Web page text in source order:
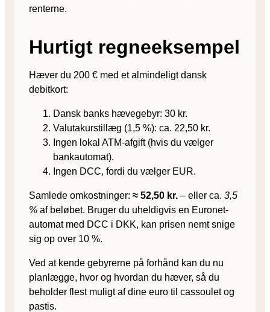
renterne.
Hurtigt regneeksempel
Hæver du 200 € med et almindeligt dansk
debitkort:
Dansk banks hævegebyr: 30 kr.
Valutakurstillæg (1,5 %): ca. 22,50 kr.
Ingen lokal ATM-afgift (hvis du vælger
bankautomat).
Ingen DCC, fordi du vælger EUR.
Samlede omkostninger: ≈ 52,50 kr. – eller ca. 3,5
% af beløbet. Bruger du uheldigvis en Euronet-
automat med DCC i DKK, kan prisen nemt snige
sig op over 10 %.
Ved at kende gebyrerne på forhånd kan du nu
planlægge, hvor og hvordan du hæver, så du
beholder flest muligt af dine euro til cassoulet og
pastis.